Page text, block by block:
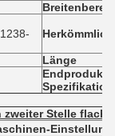
Länge
Endprodukt-
Spezifikation
zweiter Stelle
Einstellung